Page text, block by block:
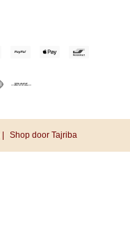
Shop door Tajriba